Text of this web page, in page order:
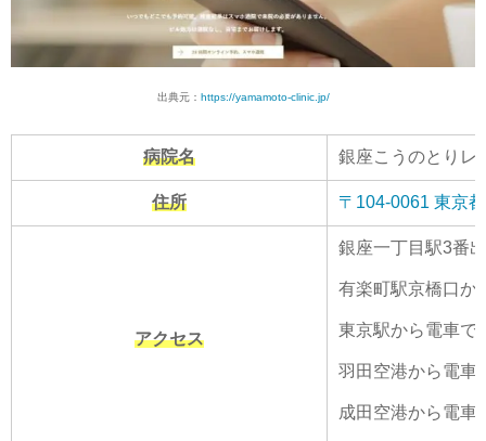
出典元： https://yamamoto-clinic.jp/
病院名 銀座こうのとりレ
住所 〒104-0061 東京
アクセス
銀座一丁目駅3番
有楽町駅京橋口か
東京駅から電車で
羽田空港から電車
成田空港から電車